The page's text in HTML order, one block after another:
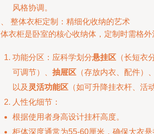
风格协调。
整体衣柜定制：精细化收纳的艺术
衣柜是卧室的核心收纳体，定制时需格外
功能分区：应科学划分悬挂区 （长短衣
可调节）、 抽屉区 （存放内衣、配件）、
以及 灵活功能区 （如可升降挂衣杆、活
人性化细节：
根据使用者身高设计挂杆高度。
柜体深度通常为55-60厘米，确保大衣悬